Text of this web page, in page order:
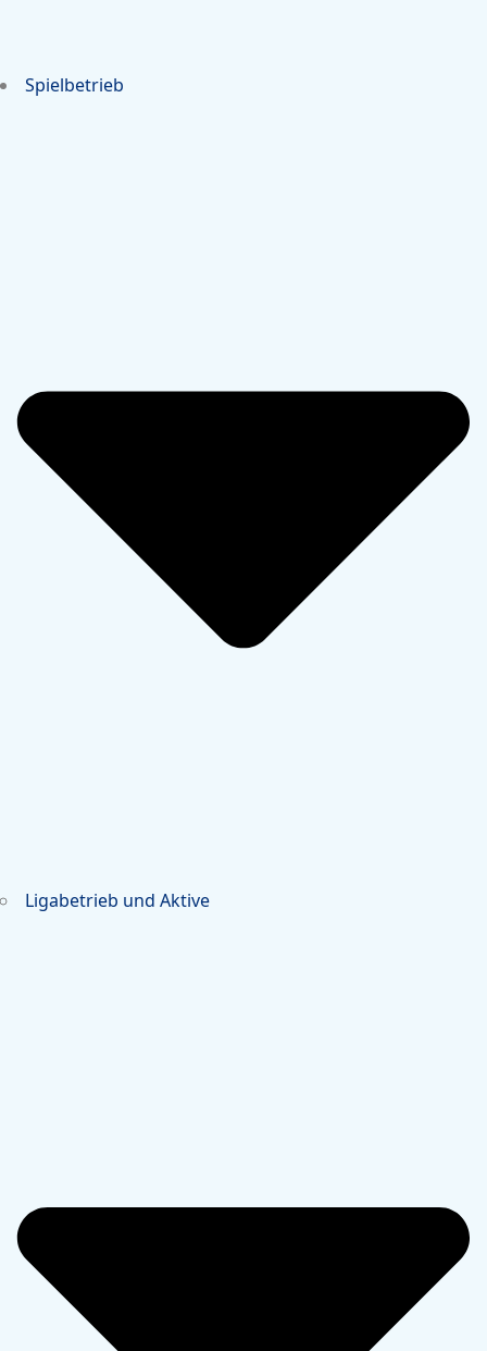
Spielbetrieb
Ligabetrieb und Aktive